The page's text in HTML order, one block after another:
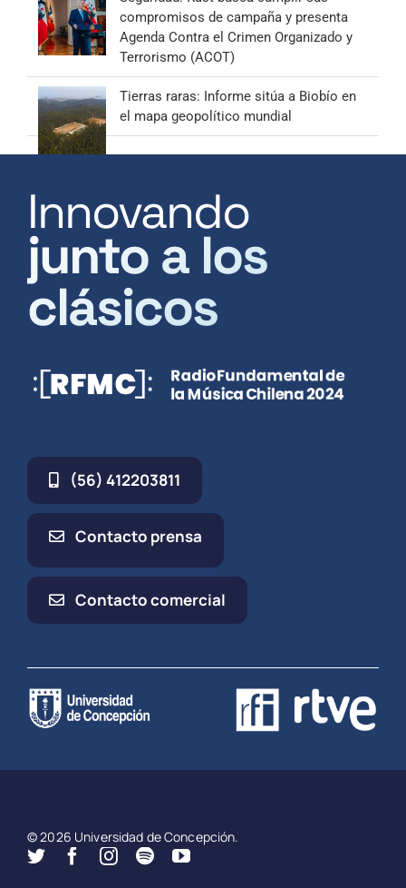
compromisos de campaña y presenta
Agenda Contra el Crimen Organizado y
Terrorismo (ACOT)
Tierras raras: Informe sitúa a Biobío en
el mapa geopolítico mundial
Innovando
junto a los
clásicos
(56) 412203811
Contacto prensa
Contacto comercial
© 2026 Universidad de Concepción.